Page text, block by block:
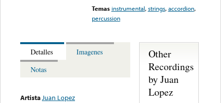
Temas instrumental,strings,accordion,
percussion
Detalles
Imagenes
Notas
ArtistaJuan Lopez
Other
Recordings
by Juan
Lopez